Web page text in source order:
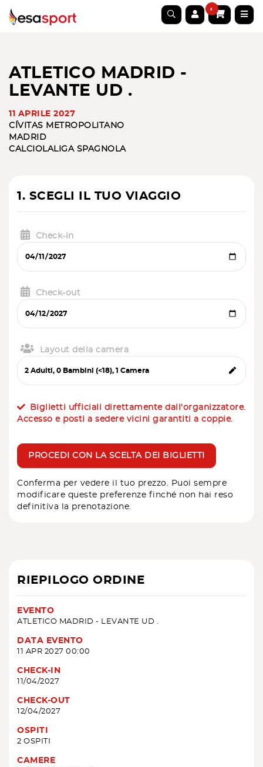
0
ATLETICO MADRID -
LEVANTE UD .
11 APRILE 2027
CÍVITAS METROPOLITANO
MADRID
CALCIO LALIGA SPAGNOLA
1. SCEGLI IL TUO VIAGGIO
Check-in
Check-out
Layout della camera
Biglietti ufficiali direttamente dall'organizzatore.
Accesso e posti a sedere vicini garantiti a coppie.
PROCEDI CON LA SCELTA DEI BIGLIETTI
Conferma per vedere il tuo prezzo. Puoi sempre
modificare queste preferenze finché non hai reso
definitiva la prenotazione.
RIEPILOGO ORDINE
EVENTO
ATLETICO MADRID - LEVANTE UD .
DATA EVENTO
11 APR 2027 00:00
CHECK-IN
11/04/2027
CHECK-OUT
12/04/2027
OSPITI
2 OSPITI
CAMERE